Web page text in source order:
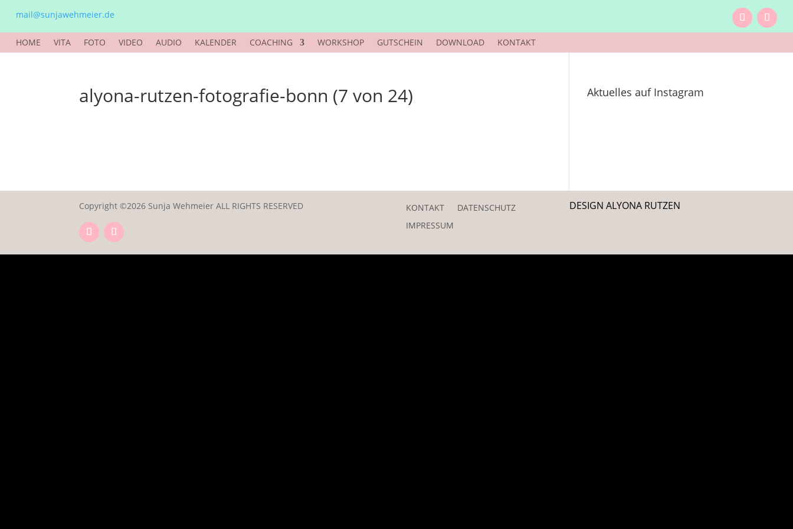
mail@sunjawehmeier.de
HOME VITA FOTO VIDEO AUDIO KALENDER COACHING WORKSHOP GUTSCHEIN DOWNLOAD KONTAKT
alyona-rutzen-fotografie-bonn (7 von 24) Aktuelles auf Instagram
Copyright ©2026 Sunja Wehmeier ALL RIGHTS RESERVED KONTAKT
DATENSCHUTZ
IMPRESSUM
DESIGN ALYONA RUTZEN